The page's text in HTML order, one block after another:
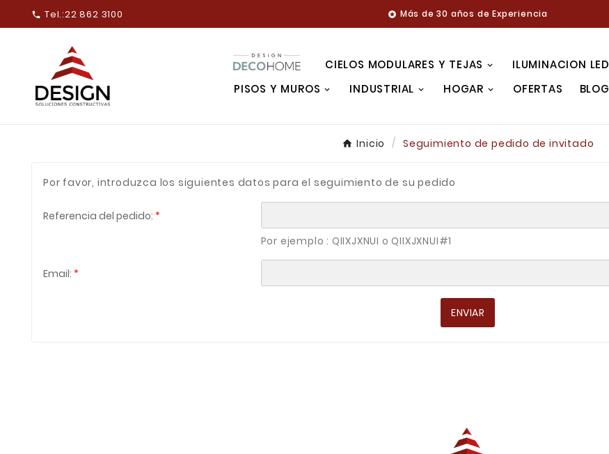
 Tel.:22 862 3100  Más de 30 años de Experiencia
CIELOS MODULARES Y TEJAS ILUMINACION LED
PISOS Y MUROS
INDUSTRIAL HOGAR OFERTAS BLOG
Inicio Seguimiento de pedido de invitado
Por favor, introduzca los siguientes datos para el seguimiento de su pedido
Referencia del pedido:
Por ejemplo : QIIXJXNUI o QIIXJXNUI#1
Email:
ENVIAR